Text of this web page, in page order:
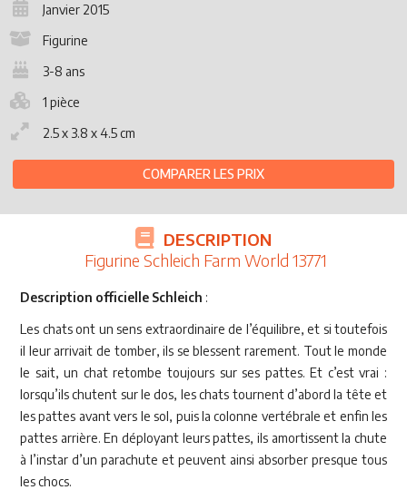
Janvier 2015
Figurine
3-8 ans
1 pièce
2.5 x 3.8 x 4.5 cm
COMPARER LES PRIX
DESCRIPTION
Figurine Schleich Farm World 13771
Description officielle Schleich :
Les chats ont un sens extraordinaire de l’équilibre, et si toutefois
il leur arrivait de tomber, ils se blessent rarement. Tout le monde
le sait, un chat retombe toujours sur ses pattes. Et c’est vrai :
lorsqu’ils chutent sur le dos, les chats tournent d’abord la tête et
les pattes avant vers le sol, puis la colonne vertébrale et enfin les
pattes arrière. En déployant leurs pattes, ils amortissent la chute
à l’instar d’un parachute et peuvent ainsi absorber presque tous
les chocs.